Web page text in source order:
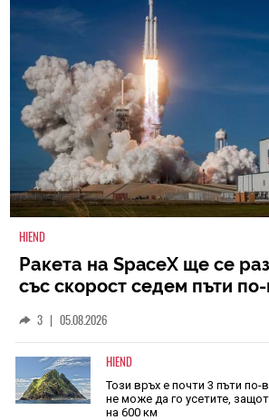
HIEND
Ракета на SpaceX ще се
със скорост седем пъти
3 | 05.08.2026
HIEND
Този връх е почти 3 пъти по-
не може да го усетите,
на 600 км